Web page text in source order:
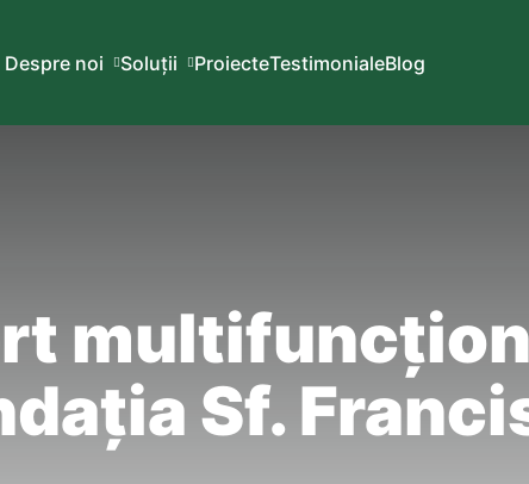
Despre noi Soluții ProiecteTestimonialeBlog
Sf.